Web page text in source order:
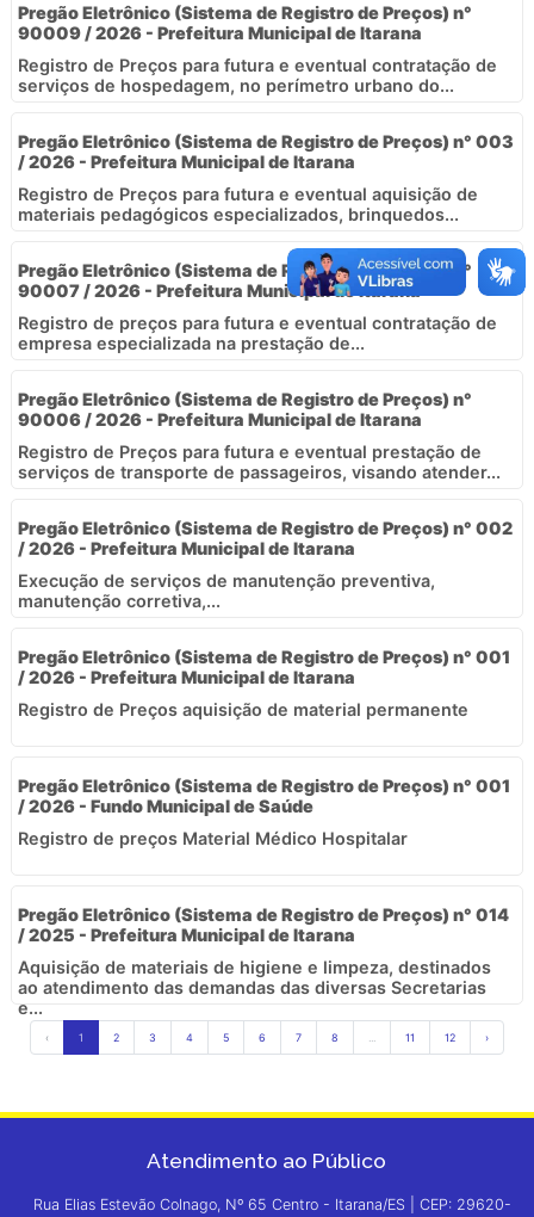
Pregão Eletrônico (Sistema de Registro de Preços) n°
90009 / 2026 - Prefeitura Municipal de Itarana
Registro de Preços para futura e eventual contratação de
serviços de hospedagem, no perímetro urbano do...
Pregão Eletrônico (Sistema de Registro de Preços) n° 003
/ 2026 - Prefeitura Municipal de Itarana
Registro de Preços para futura e eventual aquisição de
materiais pedagógicos especializados, brinquedos...
Pregão Eletrônico (Sistema de Registro de Preços) n°
90007 / 2026 - Prefeitura Municipal de Itarana
Registro de preços para futura e eventual contratação de
empresa especializada na prestação de...
Pregão Eletrônico (Sistema de Registro de Preços) n°
90006 / 2026 - Prefeitura Municipal de Itarana
Registro de Preços para futura e eventual prestação de
serviços de transporte de passageiros, visando atender...
Pregão Eletrônico (Sistema de Registro de Preços) n° 002
/ 2026 - Prefeitura Municipal de Itarana
Execução de serviços de manutenção preventiva,
manutenção corretiva,...
Pregão Eletrônico (Sistema de Registro de Preços) n° 001
/ 2026 - Prefeitura Municipal de Itarana
Registro de Preços aquisição de material permanente
Pregão Eletrônico (Sistema de Registro de Preços) n° 001
/ 2026 - Fundo Municipal de Saúde
Registro de preços Material Médico Hospitalar
Pregão Eletrônico (Sistema de Registro de Preços) n° 014
/ 2025 - Prefeitura Municipal de Itarana
Aquisição de materiais de higiene e limpeza, destinados
ao atendimento das demandas das diversas Secretarias
e...
‹ 1 2 3 4 5 6 7 8 11 12 ›
Atendimento ao Público
Rua Elias Estevão Colnago, Nº 65 Centro - Itarana/ES | CEP: 29620-